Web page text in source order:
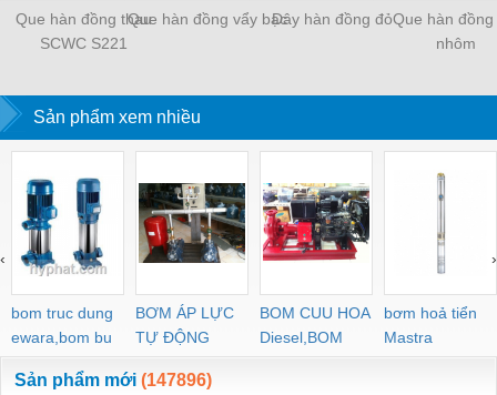
Que hàn đồng thau
SCWC S221
Que hàn đồng vẩy bạcDây hàn đồng đỏQue hàn
nhôm
Sản phẩm xem nhiều
bom truc dung
ewara,bom bu
ewara
BƠM ÁP LỰC
TỰ ĐỘNG
BOM CUU HOA
Diesel,BOM
CHUA CHAY
bơm hoả tiển
Mastra
‹ ›
Sản phẩm mới (147896)